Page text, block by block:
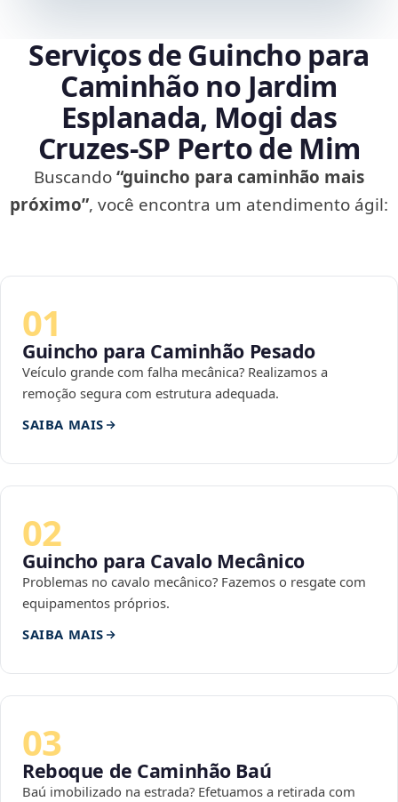
Serviços de Guincho para
Caminhão no Jardim
Esplanada, Mogi das
Cruzes‑SP Perto de Mim
Buscando“guincho para caminhão mais
próximo”, você encontra um atendimento ágil:
01
Guincho para Caminhão Pesado
Veículo grande com falha mecânica? Realizamos a
remoção segura com estrutura adequada.
SAIBA MAIS
02
Guincho para Cavalo Mecânico
Problemas no cavalo mecânico? Fazemos o resgate com
equipamentos próprios.
SAIBA MAIS
03
Reboque de Caminhão Baú
Baú imobilizado na estrada? Efetuamos a retirada com